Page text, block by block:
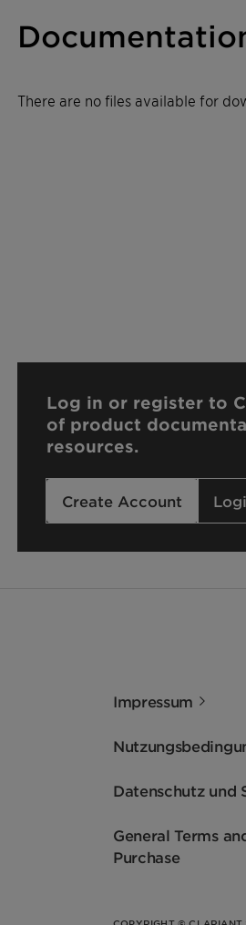
There are no files available for
Log in or register to
of product
resources.
Create Account
Impressum
Datenschutz und
General Terms
Purchase